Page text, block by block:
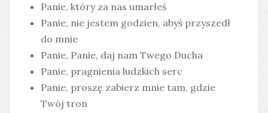
Panie, który za nas umarłeś
Panie, nie jestem godzien, abyś przyszedł
do mnie
Panie, Panie, daj nam Twego Ducha
Panie, pragnienia ludzkich serc
Panie, proszę zabierz mnie tam, gdzie
Twój tron